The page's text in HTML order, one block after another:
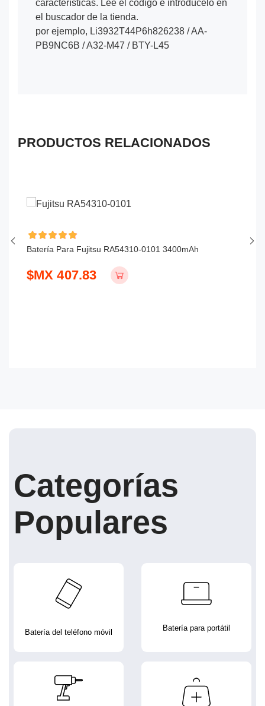
características. Lee el código e introdúcelo en
el buscador de la tienda.
por ejemplo, Li3932T44P6h826238 / AA-
PB9NC6B / A32-M47 / BTY-L45
PRODUCTOS RELACIONADOS
Batería Para Fujitsu RA54310-0101 3400mAh
$MX 407.83
Categorías
Populares
Batería del teléfono móvil Batería para portátil